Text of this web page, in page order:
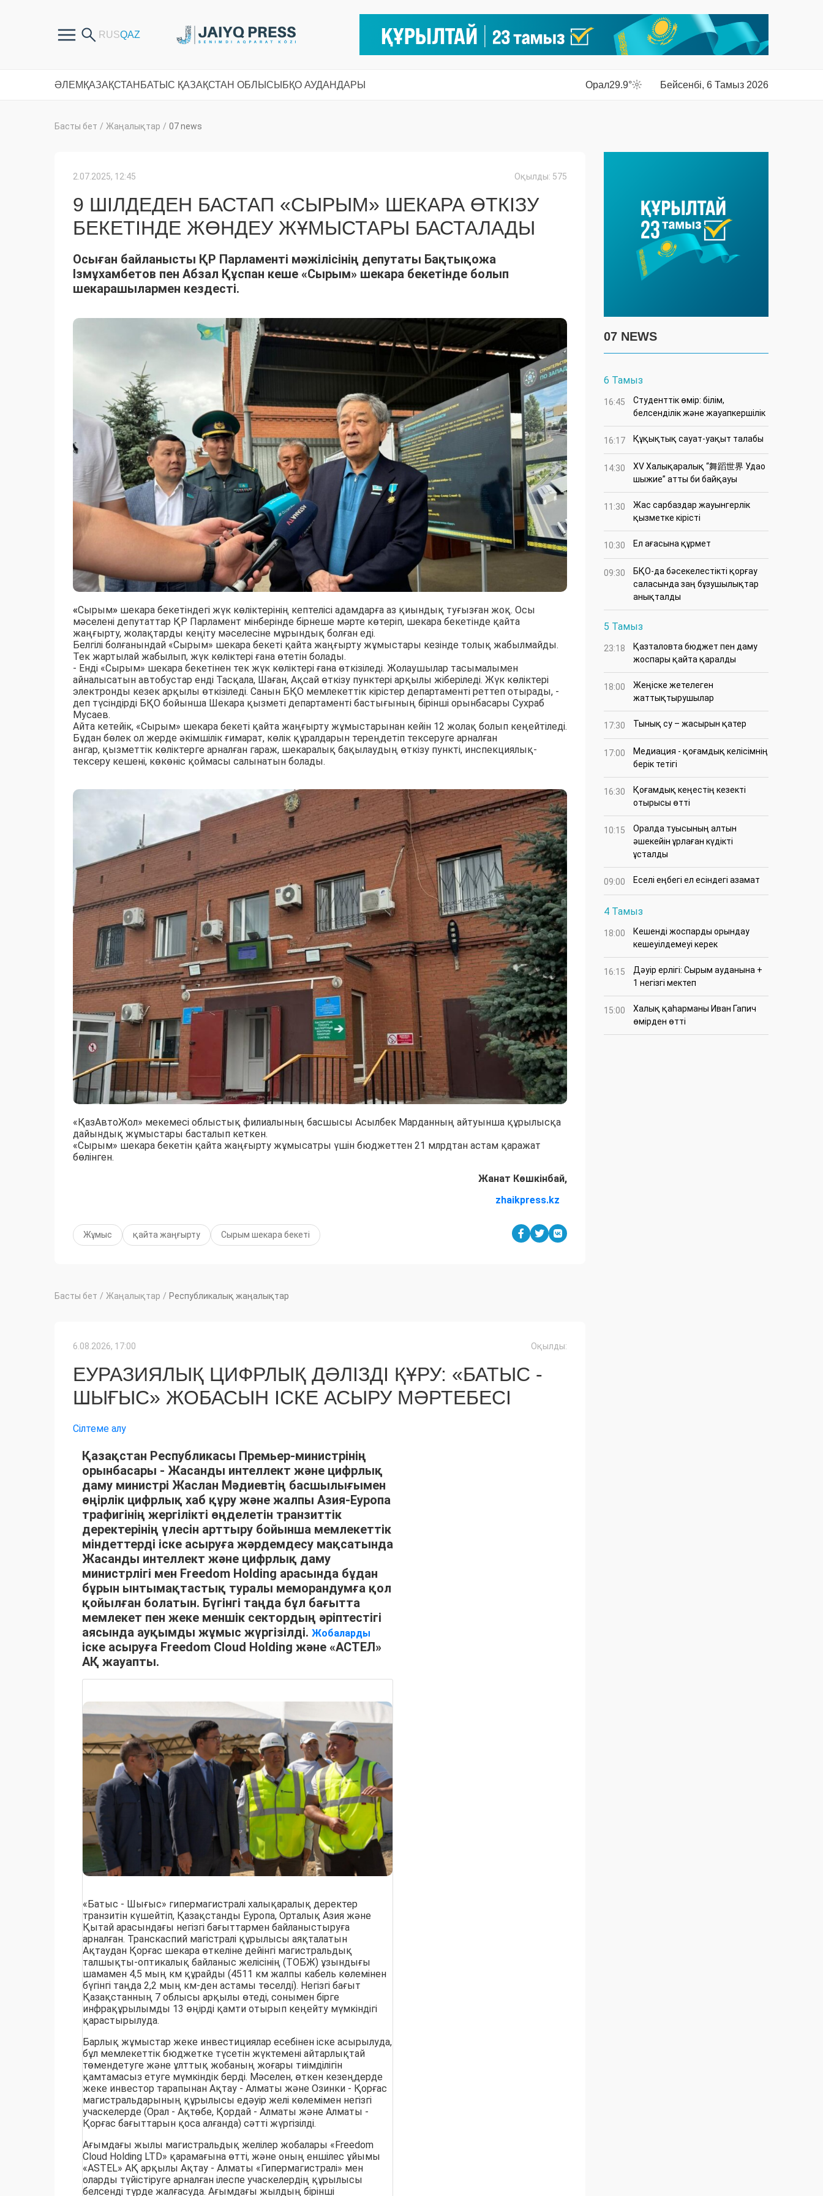
ӘЛЕМ ҚАЗАҚСТАН БАТЫС ҚАЗАҚСТАН ОБЛЫСЫ БҚО АУДАНДАРЫ Орал29.9° Бейсенбі, 6 Тамыз 2026
Басты бет / Жаңалықтар / 07 news
2.07.2025, 12:45 Оқылды: 575
9 ШІЛДЕДЕН БАСТАП «СЫРЫМ» ШЕКАРА ӨТКІЗУ
БЕКЕТІНДЕ ЖӨНДЕУ ЖҰМЫСТАРЫ БАСТАЛАДЫ
Осыған байланысты ҚР Парламенті мәжілісінің депутаты Бақтықожа
Ізмұхамбетов пен Абзал Құспан кеше «Сырым» шекара бекетінде болып
шекарашылармен кездесті.
«Сырым» шекара бекетіндегі жүк көліктерінің кептелісі адамдарға аз қиындық туғызған жоқ. Осы
мәселені депутаттар ҚР Парламент мінберінде бірнеше мәрте көтеріп, шекара бекетінде қайта
жаңғырту, жолақтарды кеңіту мәселесіне мұрындық болған еді.
Белгілі болғанындай «Сырым» шекара бекеті қайта жаңғырту жұмыстары кезінде толық жабылмайды.
Тек жартылай жабылып, жүк көліктері ғана өтетін болады.
- Енді «Сырым» шекара бекетінен тек жүк көліктері ғана өткізіледі. Жолаушылар тасымалымен
айналысатын автобустар енді Тасқала, Шаған, Ақсай өткізу пунктері арқылы жіберіледі. Жүк көліктері
электронды кезек арқылы өткізіледі. Санын БҚО мемлекеттік кірістер департаменті реттеп отырады, -
деп түсіндірді БҚО бойынша Шекара қызметі департаменті бастығының бірінші орынбасары Сухраб
Мусаев.
Айта кетейік, «Сырым» шекара бекеті қайта жаңғырту жұмыстарынан кейін 12 жолақ болып кеңейтіледі.
Бұдан бөлек ол жерде әкімшілік ғимарат, көлік құралдарын тереңдетіп тексеруге арналған
ангар, қызметтік көліктерге арналған гараж, шекаралық бақылаудың өткізу пункті, инспекциялық-
тексеру кешені, көкөніс қоймасы салынатын болады.
«ҚазАвтоЖол» мекемесі облыстық филиалының басшысы Асылбек Марданның айтуынша құрылысқа
дайындық жұмыстары басталып кеткен.
«Сырым» шекара бекетін қайта жаңғырту жұмысатры үшін бюджеттен 21 млрдтан астам қаражат
бөлінген.
Жанат Көшкінбай,
zhaikpress.kz
Жұмыс қайта жаңғырту Сырым шекара бекеті
Басты бет / Жаңалықтар / Республикалық жаңалықтар
6.08.2026, 17:00 Оқылды:
ЕУРАЗИЯЛЫҚ ЦИФРЛЫҚ ДӘЛІЗДІ ҚҰРУ: «БАТЫС -
ШЫҒЫС» ЖОБАСЫН ІСКЕ АСЫРУ МӘРТЕБЕСІ
Сілтеме алу
Қазақстан Республикасы Премьер-министрінің
орынбасары - Жасанды интеллект және цифрлық
даму министрі Жаслан Мәдиевтің басшылығымен
өңірлік цифрлық хаб құру және жалпы Азия-Еуропа
трафигінің жергілікті өңделетін транзиттік
деректерінің үлесін арттыру бойынша мемлекеттік
міндеттерді іске асыруға жәрдемдесу мақсатында
Жасанды интеллект және цифрлық даму
министрлігі мен Freedom Holding арасында бұдан
бұрын ынтымақтастық туралы меморандумға қол
қойылған болатын. Бүгінгі таңда бұл бағытта
мемлекет пен жеке меншік сектордың әріптестігі
аясында ауқымды жұмыс жүргізілді. Жобаларды
іске асыруға Freedom Cloud Holding және «АСТЕЛ»
АҚ жауапты.
«Батыс - Шығыс» гипермагистралі халықаралық деректер
транзитін күшейтіп, Қазақстанды Еуропа, Орталық Азия және
Қытай арасындағы негізгі бағыттармен байланыстыруға
арналған. Транскаспий магістралі құрылысы аяқталатын
Ақтаудан Қорғас шекара өткеліне дейінгі магистральдық
талшықты-оптикалық байланыс желісінің (ТОБЖ) ұзындығы
шамамен 4,5 мың км құрайды (4511 км жалпы кабель көлемінен
бүгінгі таңда 2,2 мың км-ден астамы төселді). Негізгі бағыт
Қазақстанның 7 облысы арқылы өтеді, сонымен бірге
инфрақұрылымды 13 өңірді қамти отырып кеңейту мүмкіндігі
қарастырылуда.
Барлық жұмыстар жеке инвестициялар есебінен іске асырылуда,
бұл мемлекеттік бюджетке түсетін жүктемені айтарлықтай
төмендетуге және ұлттық жобаның жоғары тиімділігін
қамтамасыз етуге мүмкіндік берді. Мәселен, өткен кезеңдерде
жеке инвестор тарапынан Ақтау - Алматы және Озинки - Қорғас
магистральдарының құрылысы едәуір желі көлемімен негізгі
учаскелерде (Орал - Ақтөбе, Қордай - Алматы және Алматы -
Қорғас бағыттарын қоса алғанда) сәтті жүргізілді.
Ағымдағы жылы магистральдық желілер жобалары «Freedom
Cloud Holding LTD» қарамағына өтті, және оның еншілес ұйымы
«ASTEL» АҚ арқылы Ақтау - Алматы «Гипермагистралі» мен
оларды түйістіруге арналған ілеспе учаскелердің құрылысы
белсенді түрде жалғасуда. Ағымдағы жылдың бірінші
07 NEWS
6 Тамыз
16:45
Студенттік өмір: білім,
белсенділік және жауапкершілік
16:17 Құқықтық сауат-уақыт талабы
14:30
XV Халықаралық “舞蹈世界 Удао
шыжие” атты би байқауы
11:30
Жас сарбаздар жауынгерлік
қызметке кірісті
10:30 Ел ағасына құрмет
09:30
БҚО-да бәсекелестікті қорғау
саласында заң бұзушылықтар
анықталды
5 Тамыз
23:18
Қазталовта бюджет пен даму
жоспары қайта қаралды
18:00
Жеңіске жетелеген
жаттықтырушылар
17:30 Тынық су – жасырын қатер
17:00
Медиация - қоғамдық келісімнің
берік тетігі
16:30
Қоғамдық кеңестің кезекті
отырысы өтті
10:15
Оралда туысының алтын
әшекейін ұрлаған күдікті
ұсталды
09:00 Еселі еңбегі ел есіндегі азамат
4 Тамыз
18:00
Кешенді жоспарды орындау
кешеуілдемеуі керек
16:15
Дәуір ерлігі: Сырым ауданына +
1 негізгі мектеп
15:00
Халық қаһарманы Иван Гапич
өмірден өтті